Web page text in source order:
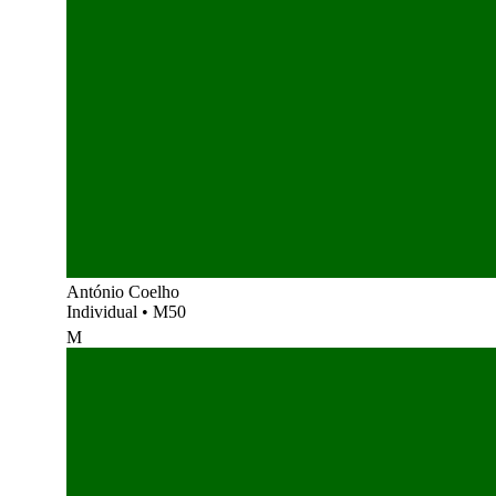
António Coelho
Individual • M50
M